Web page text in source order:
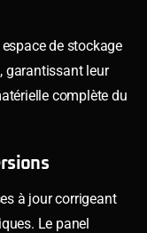
de stockage
garantissant leur
complète du
à jour corrigeant
Le panel